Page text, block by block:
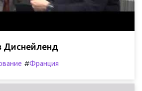
Диснейленд
#Франция